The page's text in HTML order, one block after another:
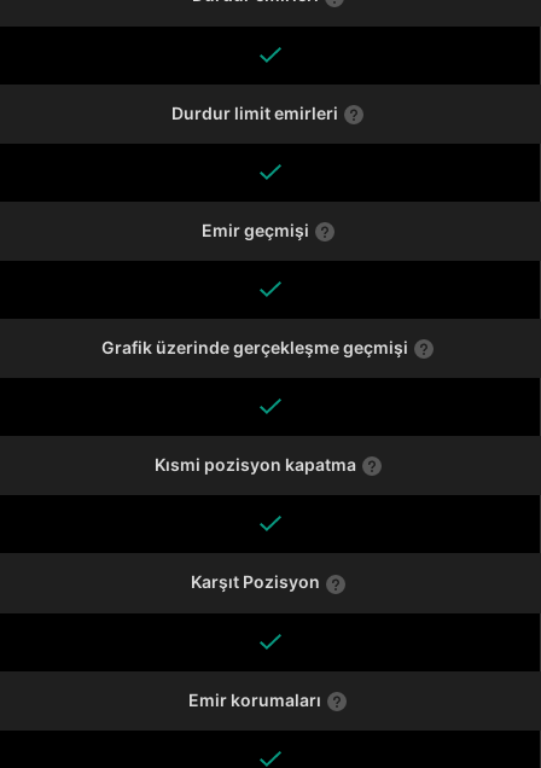
Durdur limit emirleri
Emir geçmişi
Grafik üzerinde gerçekleşme geçmişi
Kısmi pozisyon kapatma
Karşıt Pozisyon
Emir korumaları